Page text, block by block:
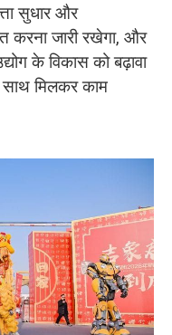
सुधार और
करना जारी रखेगा, और
के विकास को बढ़ावा
साथ मिलकर काम